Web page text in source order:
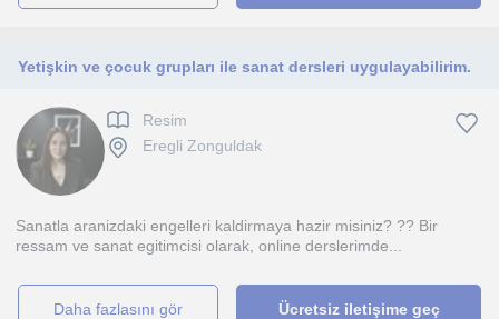
Yetişkin ve çocuk grupları ile sanat dersleri uygulayabilirim.
Resim
Eregli Zonguldak
Sanatla aranizdaki engelleri kaldirmaya hazir misiniz? ?? Bir
ressam ve sanat egitimcisi olarak, online derslerimde...
daha fazlasını gör Ücretsiz iletişime geç